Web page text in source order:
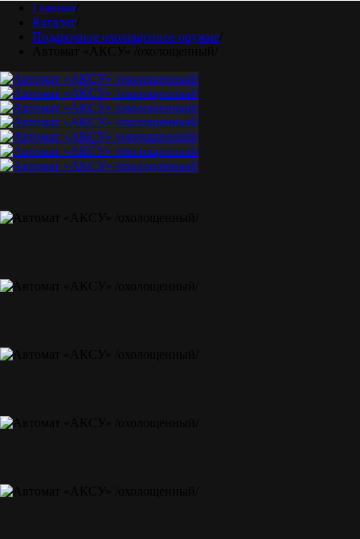
Главная
Каталог
Подарочное охолощенное оружие